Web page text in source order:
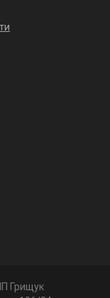
Грищук